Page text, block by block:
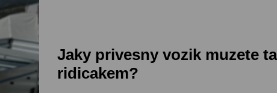
Jaky privesny vozik muzete
ridicakem?